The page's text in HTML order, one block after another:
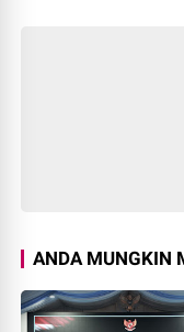
ANDA MUNGKIN